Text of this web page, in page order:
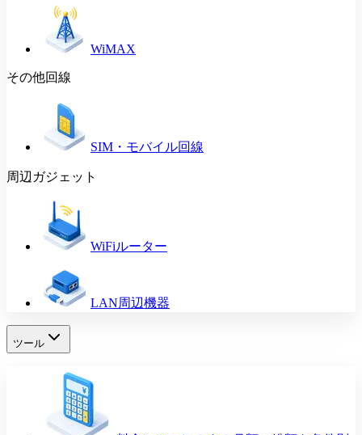
WiMAX
その他回線
SIM・モバイル回線
周辺ガジェット
WiFiルーター
LAN周辺機器
ツール